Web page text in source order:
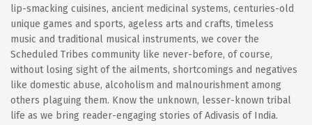
lip-smacking cuisines, ancient medicinal systems, centuries-old
unique games and sports, ageless arts and crafts, timeless
music and traditional musical instruments, we cover the
Scheduled Tribes community like never-before, of course,
without losing sight of the ailments, shortcomings and negatives
like domestic abuse, alcoholism and malnourishment among
others plaguing them. Know the unknown, lesser-known tribal
life as we bring reader-engaging stories of Adivasis of India.